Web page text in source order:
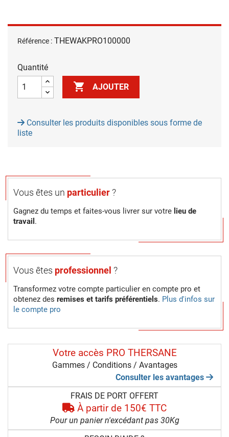
Référence : THEWAKPRO100000
Quantité
 AJOUTER
Consulter les produits disponibles sous forme de
liste
Vous êtes un particulier?
Gagnez du temps et faites-vous livrer sur votre lieu de
travail .
Vous êtes professionnel ?
Transformez votre compte particulier en compte pro et
obtenez des remises et tarifs préférentiels. Plus d'infos sur
le compte pro
Votre accès PRO THERSANE
Gammes / Conditions / Avantages
Consulter les avantages
FRAIS DE PORT OFFERT
À partir de 150€ TTC
Pour un panier n'excédant pas 30Kg